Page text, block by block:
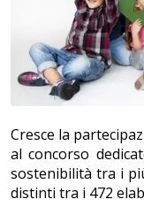
Cresce la
al concorso
sostenibilità tra i
distinti tra i 472